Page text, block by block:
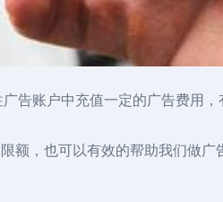
告账户中充值一定的广告费用
额，也可以有效的帮助我们做广